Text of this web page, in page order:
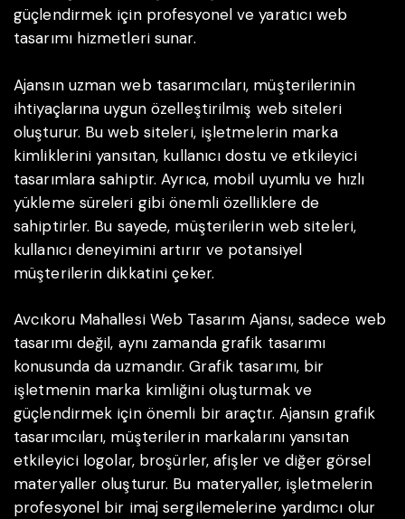
güçlendirmek için profesyonel ve yaratıcı web
tasarımı hizmetleri sunar.
Ajansın uzman web tasarımcıları, müşterilerinin
ihtiyaçlarına uygun özelleştirilmiş web siteleri
oluşturur. Bu web siteleri, işletmelerin marka
kimliklerini yansıtan, kullanıcı dostu ve etkileyici
tasarımlara sahiptir. Ayrıca, mobil uyumlu ve hızlı
yükleme süreleri gibi önemli özelliklere de
sahiptirler. Bu sayede, müşterilerin web siteleri,
kullanıcı deneyimini artırır ve potansiyel
müşterilerin dikkatini çeker.
Avcıkoru Mahallesi Web Tasarım Ajansı, sadece web
tasarımı değil, aynı zamanda grafik tasarımı
konusunda da uzmandır. Grafik tasarımı, bir
işletmenin marka kimliğini oluşturmak ve
güçlendirmek için önemli bir araçtır. Ajansın grafik
tasarımcıları, müşterilerin markalarını yansıtan
etkileyici logolar, broşürler, afişler ve diğer görsel
materyaller oluşturur. Bu materyaller, işletmelerin
profesyonel bir imaj sergilemelerine yardımcı olur